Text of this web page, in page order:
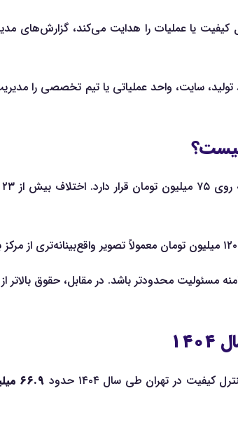
کیفیت یا عملیات را هدایت می‌کند،
سایت، واحد عملیاتی یا تیم تخصصی را
مسئولیت محدودتر باشد. در مقابل، حقوق
در تهران طی سال ۱۴۰۴ حدود ۶۶.۹ میلیون تومان